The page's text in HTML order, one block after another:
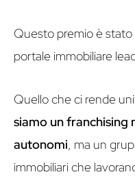
Questo premio è stato
portale immobiliare
Quello che ci rende
siamo un franchising
autonomi, ma un
immobiliari che